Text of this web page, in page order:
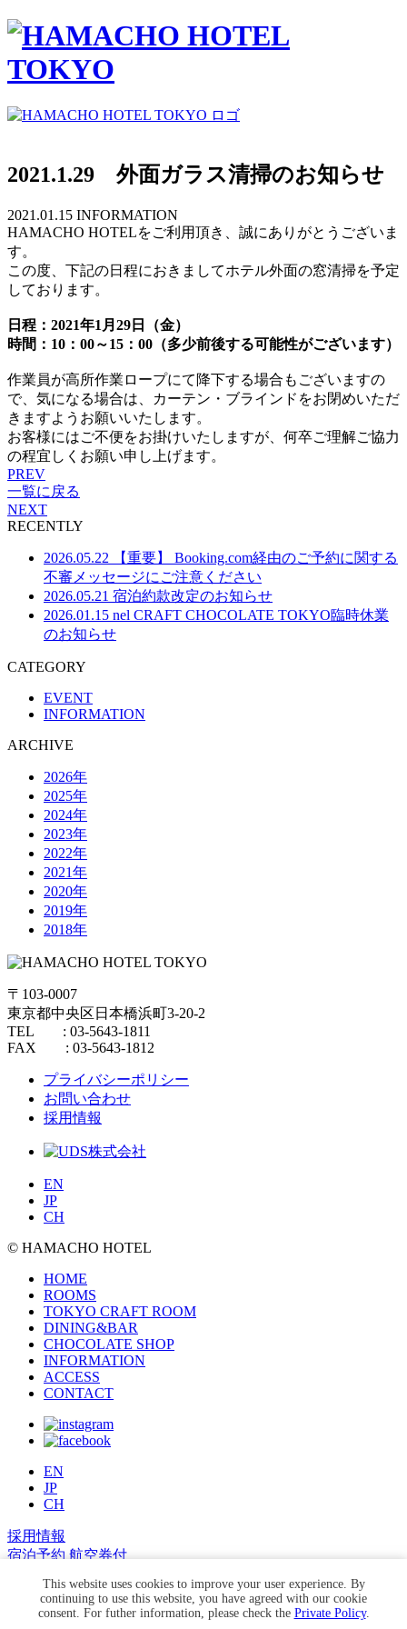
2021.1.29 外面ガラス清掃のお知らせ
2021.01.15 INFORMATION
HAMACHO HOTELをご利用頂き、誠にありがとうございま
す。
この度、下記の日程におきましてホテル外面の窓清掃を予定
しております。
日程：2021年1月29日（金）
時間：10：00～15：00（多少前後する可能性がございます）
作業員が高所作業ロープにて降下する場合もございますの
で、気になる場合は、カーテン・ブラインドをお閉めいただ
きますようお願いいたします。
お客様にはご不便をお掛けいたしますが、何卒ご理解ご協力
の程宜しくお願い申し上げます。
PREV
一覧に戻る
NEXT
RECENTLY
2026.05.22
【重要】 Booking.com経由のご予約に関する
不審メッセージにご注意ください
2026.05.21 宿泊約款改定のお知らせ
2026.01.15 nel CRAFT CHOCOLATE TOKYO臨時休業
のお知らせ
CATEGORY
EVENT
INFORMATION
ARCHIVE
2026年
2025年
2024年
2023年
2022年
2021年
2020年
2019年
2018年
〒103-0007
東京都中央区日本橋浜町3-20-2
TEL : 03-5643-1811
FAX : 03-5643-1812
プライバシーポリシー
お問い合わせ
採用情報
EN
JP
CH
© HAMACHO HOTEL
HOME
ROOMS
TOKYO CRAFT ROOM
DINING&BAR
CHOCOLATE SHOP
INFORMATION
ACCESS
CONTACT
EN
JP
CH
採用情報
宿泊予約 航空券付
宿泊予約の確認・変更
This website uses cookies to improve your user experience. By
continuing to use this website, you have agreed with our cookie
consent. For futher information, please check the Private Policy.